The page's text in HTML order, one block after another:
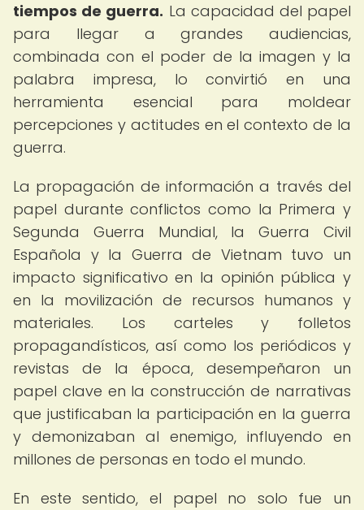
tiempos de guerra. La capacidad del papel
para llegar a grandes audiencias,
combinada con el poder de la imagen y la
palabra impresa, lo convirtió en una
herramienta esencial para moldear
percepciones y actitudes en el contexto de la
guerra.
La propagación de información a través del
papel durante conflictos como la Primera y
Segunda Guerra Mundial, la Guerra Civil
Española y la Guerra de Vietnam tuvo un
impacto significativo en la opinión pública y
en la movilización de recursos humanos y
materiales. Los carteles y folletos
propagandísticos, así como los periódicos y
revistas de la época, desempeñaron un
papel clave en la construcción de narrativas
que justificaban la participación en la guerra
y demonizaban al enemigo, influyendo en
millones de personas en todo el mundo.
En este sentido, el papel no solo fue un